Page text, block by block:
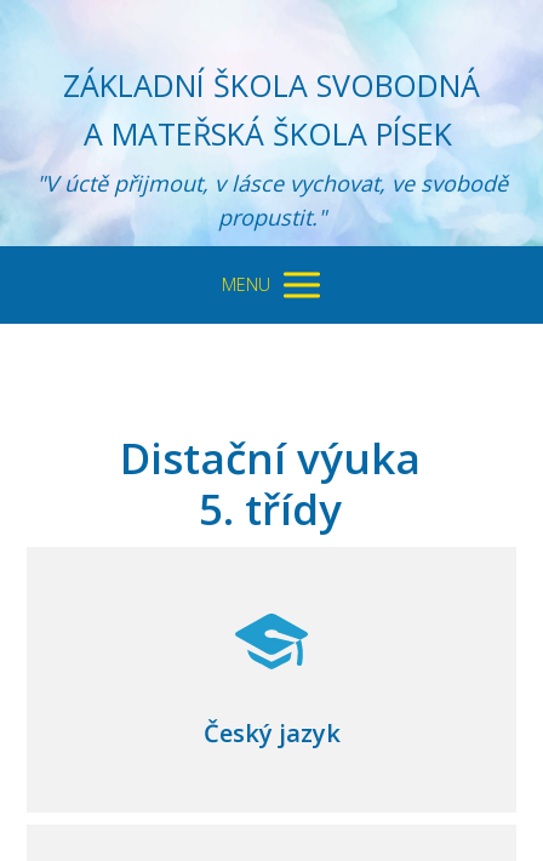
ZÁKLADNÍ ŠKOLA SVOBODNÁ
A MATEŘSKÁ ŠKOLA PÍSEK
"V úctě přijmout, v lásce vychovat, ve svobodě
propustit."
MENU
Distační výuka
5. třídy
Český jazyk